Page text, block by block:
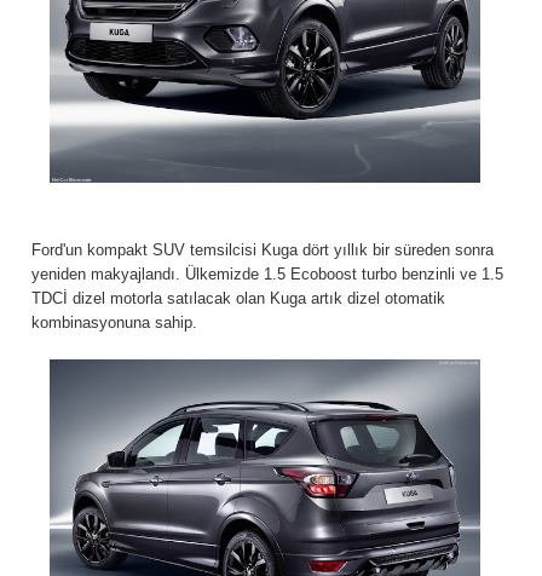
Ford'un kompakt SUV temsilcisi Kuga dört yıllık bir süreden sonra
yeniden makyajlandı. Ülkemizde 1.5 Ecoboost turbo benzinli ve 1.5
TDCİ dizel motorla satılacak olan Kuga artık dizel otomatik
kombinasyonuna sahip.